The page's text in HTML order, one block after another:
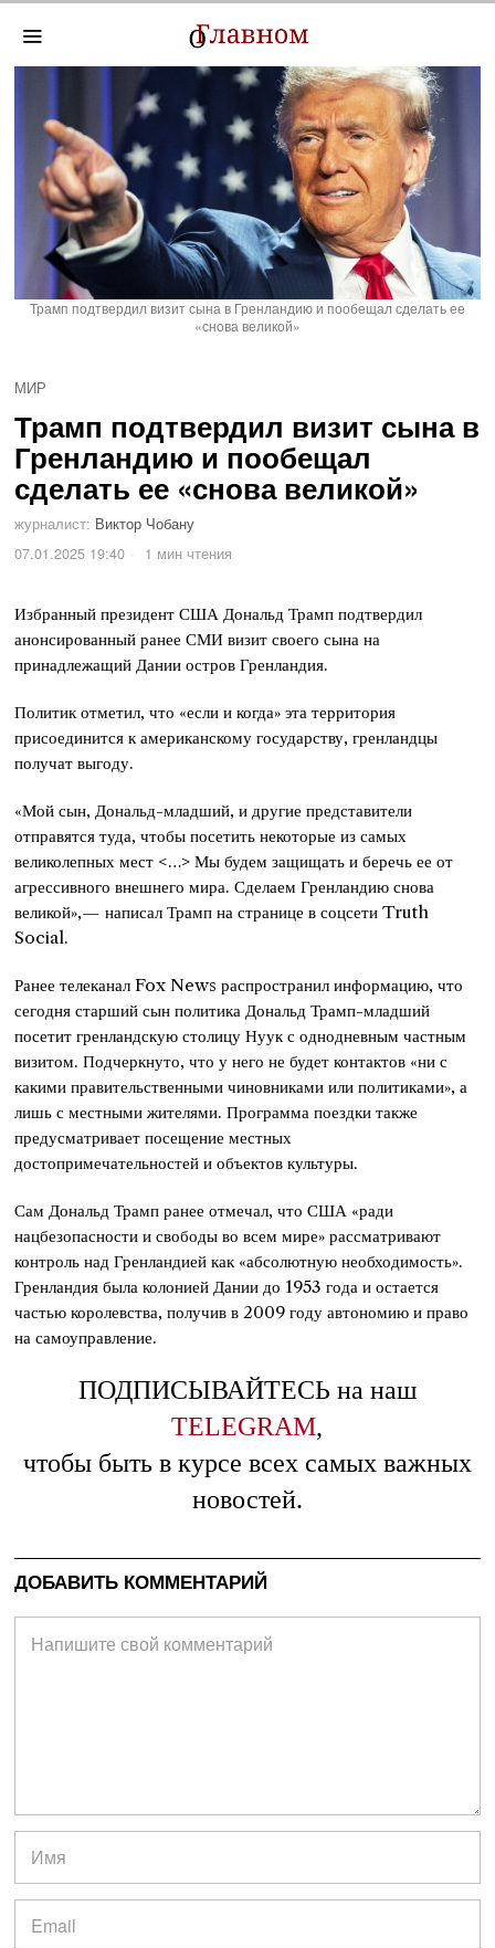
Трамп подтвердил визит сына в Гренландию и пообещал сделать ее
«снова великой»
МИР
Трамп подтвердил визит сына в
Гренландию и пообещал
сделать ее «снова великой»
журналист: Виктор Чобану
07.01.2025 19:40
1 мин чтения
Избранный президент США Дональд Трамп подтвердил
анонсированный ранее СМИ визит своего сына на
принадлежащий Дании остров Гренландия.
Политик отметил, что «если и когда» эта территория
присоединится к американскому государству, гренландцы
получат выгоду.
«Мой сын, Дональд-младший, и другие представители
отправятся туда, чтобы посетить некоторые из самых
великолепных мест <…> Мы будем защищать и беречь ее от
агрессивного внешнего мира. Сделаем Гренландию снова
великой»,— написал Трамп на странице в соцсети Truth
Social.
Ранее телеканал Fox News распространил информацию, что
сегодня старший сын политика Дональд Трамп-младший
посетит гренландскую столицу Нуук с однодневным частным
визитом. Подчеркнуто, что у него не будет контактов «ни с
какими правительственными чиновниками или политиками», а
лишь с местными жителями. Программа поездки также
предусматривает посещение местных
достопримечательностей и объектов культуры.
Сам Дональд Трамп ранее отмечал, что США «ради
нацбезопасности и свободы во всем мире» рассматривают
контроль над Гренландией как «абсолютную необходимость».
Гренландия была колонией Дании до 1953 года и остается
частью королевства, получив в 2009 году автономию и право
на самоуправление.
ПОДПИСЫВАЙТЕСЬ на наш
TELEGRAM,
чтобы быть в курсе всех самых важных
новостей.
ДОБАВИТЬ КОММЕНТАРИЙ